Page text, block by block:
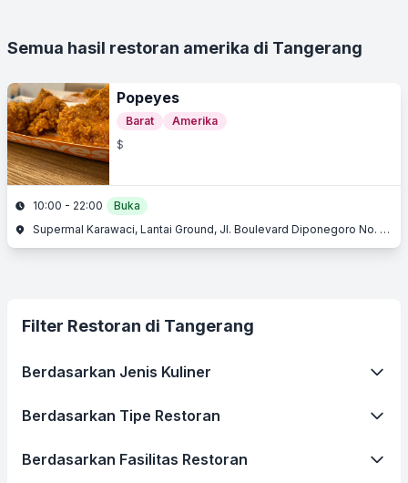
Semua hasil restoran amerika di Tangerang
Popeyes
Barat
Amerika
$
10:00 - 22:00
Buka
Supermal Karawaci, Lantai Ground, Jl. Boulevard Diponegoro No. 105, Karawaci, Tangerang, Banten
Filter Restoran di Tangerang
Berdasarkan Jenis Kuliner
Berdasarkan Tipe Restoran
Berdasarkan Fasilitas Restoran